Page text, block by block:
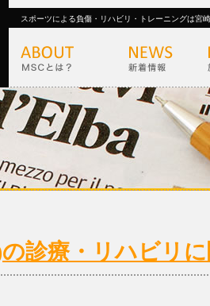
スポーツによる負傷・リハビリ・トレーニングは宮
診療・リハビリ